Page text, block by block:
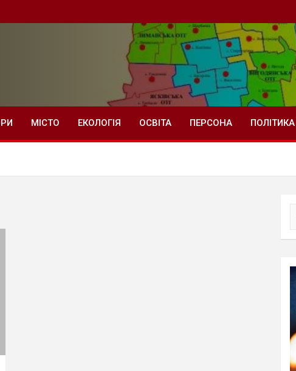
МІСТО ЕКОЛОГІЯ ОСВІТА ПЕРСОНА ПОЛІТИКА
a